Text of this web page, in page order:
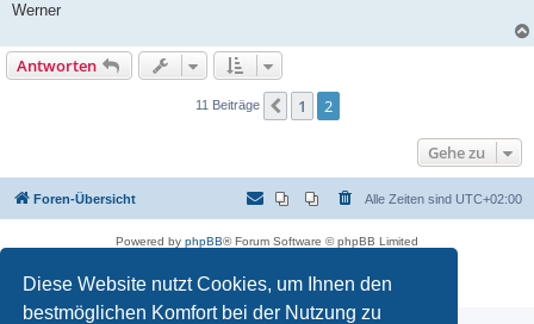
Diese Website nutzt Cookies, um Ihnen den
bestmöglichen Komfort bei der Nutzung zu
Werner
Antworten
11 Beiträge Vorherige
1 2
Gehe zu
Foren-Übersicht Alle Zeiten sind UTC+02:00
Powered by phpBB® Forum Software © phpBB Limited
Datenschutz|Nutzungsbedingungen